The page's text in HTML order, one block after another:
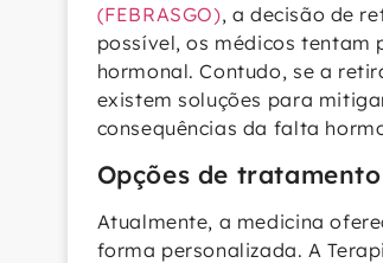
(FEBRASGO), a decisão de
possível, os médicos
hormonal. Contudo, se a
existem soluções para
consequências da falta
Opções de
Atualmente, a medicina
forma personalizada. A